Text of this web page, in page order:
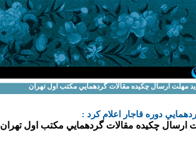
مهلت ارسال چكيده مقالات گردهمايي مكتب اول تهران
دوره قاجار اعلام كرد :
ارسال چكيده مقالات گردهمايي مكتب اول تهران